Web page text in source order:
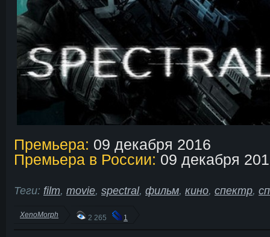
Премьера: 09 декабря 2016
Премьера в России: 09 декабря
Теги: film, movie, spectral, фильм, кино, спектр,
XenoMorph 2 265 1